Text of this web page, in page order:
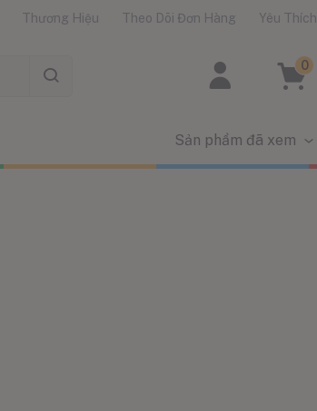
Thương Hiệu Theo Dõi Đơn Hàng Yêu Thích
0
Sản phẩm đã xem